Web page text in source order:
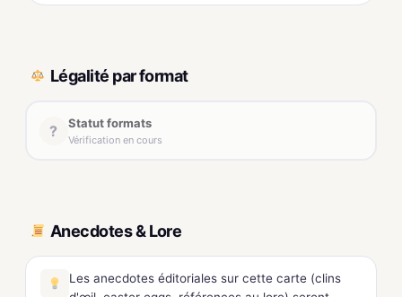
Légalité par format
? Statut formats
Vérification en cours
Anecdotes & Lore
Les anecdotes éditoriales sur cette carte (clins